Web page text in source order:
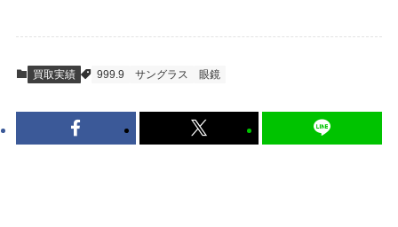
査定結果のご承認 / 入金
到着即日に査定いたします。買取金額にご納
得いただければ、最短即日の入金が可能で
買取実績 999.9 サングラス 眼鏡